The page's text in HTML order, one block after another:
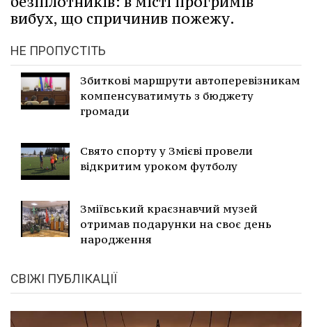
вибух, що спричинив пожежу.
НЕ ПРОПУСТІТЬ
Збиткові маршрути автоперевізникам
компенсуватимуть з бюджету
громади
Свято спорту у Змієві провели
відкритим уроком футболу
Зміївський краєзнавчий музей
отримав подарунки на своє день
народження
СВІЖІ ПУБЛІКАЦІЇ